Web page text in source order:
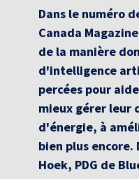
Dans le numéro
Canada
de la manière
d'intelligence
percées pour
mieux gérer leur
d'énergie, à
bien plus
Hoek, PDG de